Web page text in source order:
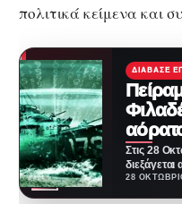
πολιτικά κείμενα και
ΔΙΆΒΑΣΕ
Στις 28
Ναυτικό
28